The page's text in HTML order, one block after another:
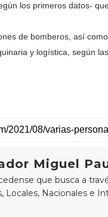
los primeros datos-
de bomberos, así
y logística, según
Miguel
que busca a
Locales, Nacionales e